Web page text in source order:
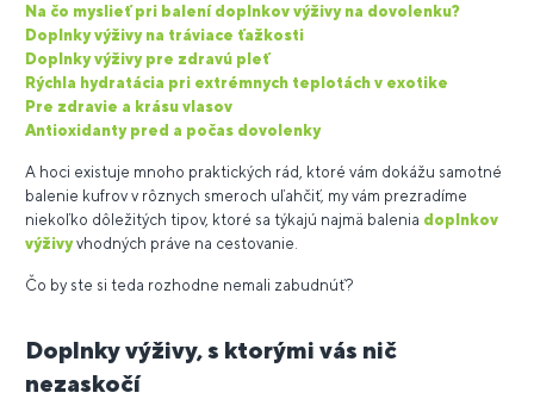
Na čo myslieť pri balení doplnkov výživy na dovolenku?
Doplnky výživy na tráviace ťažkosti
Doplnky výživy pre zdravú pleť
Rýchla hydratácia pri extrémnych teplotách v exotike
Pre zdravie a krásu vlasov
Antioxidanty pred a počas dovolenky
A hoci existuje mnoho praktických rád, ktoré vám dokážu samotné
balenie kufrov v rôznych smeroch uľahčiť, my vám prezradíme
niekoľko dôležitých tipov, ktoré sa týkajú najmä balenia doplnkov
výživyvhodných práve na cestovanie.
Čo by ste si teda rozhodne nemali zabudnúť?
Doplnky výživy, s ktorými vás nič
nezaskočí